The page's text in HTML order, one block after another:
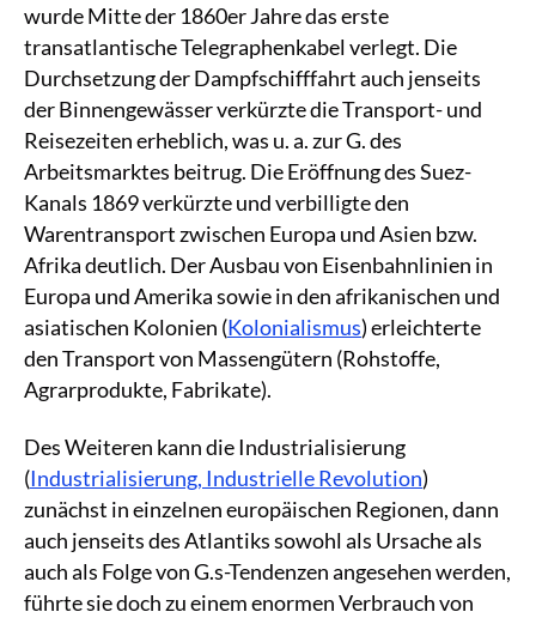
wurde Mitte der 1860er Jahre das erste
transatlantische Telegraphenkabel verlegt. Die
Durchsetzung der Dampfschifffahrt auch jenseits
der Binnengewässer verkürzte die Transport- und
Reisezeiten erheblich, was u. a. zur G. des
Arbeitsmarktes beitrug. Die Eröffnung des Suez-
Kanals 1869 verkürzte und verbilligte den
Warentransport zwischen Europa und Asien bzw.
Afrika deutlich. Der Ausbau von Eisenbahnlinien in
Europa und Amerika sowie in den afrikanischen und
asiatischen Kolonien (Kolonialismus) erleichterte
den Transport von Massengütern (Rohstoffe,
Agrarprodukte, Fabrikate).
Des Weiteren kann die Industrialisierung
(Industrialisierung, Industrielle Revolution)
zunächst in einzelnen europäischen Regionen, dann
auch jenseits des Atlantiks sowohl als Ursache als
auch als Folge von G.s-Tendenzen angesehen werden,
führte sie doch zu einem enormen Verbrauch von